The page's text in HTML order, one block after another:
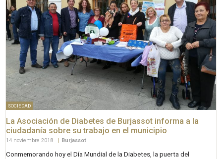
SOCIEDAD
La Asociación de Diabetes de Burjassot informa a la
ciudadanía sobre su trabajo en el municipio
14 noviembre 2018 Burjassot
Conmemorando hoy el Día Mundial de la Diabetes, la puerta del